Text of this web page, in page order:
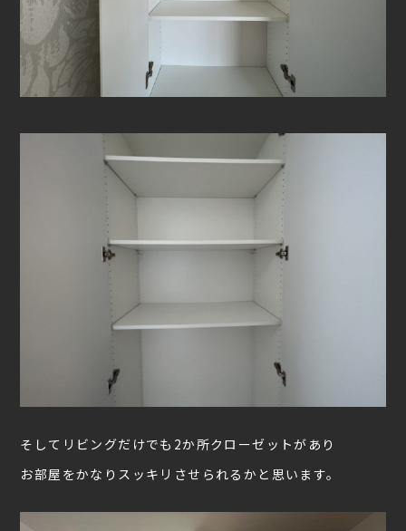
そしてリビングだけでも2か所クローゼットがあり
お部屋をかなりスッキリさせられるかと思います。